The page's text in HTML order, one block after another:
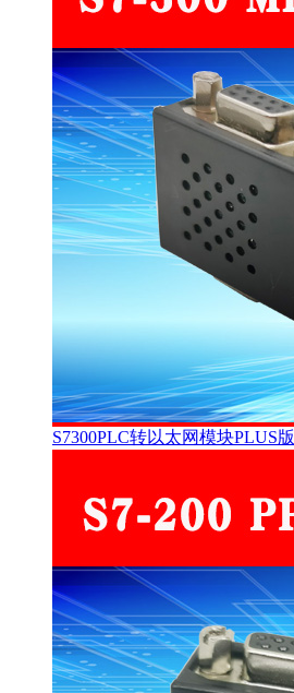
S7300PLC转以太网模块PLUS版